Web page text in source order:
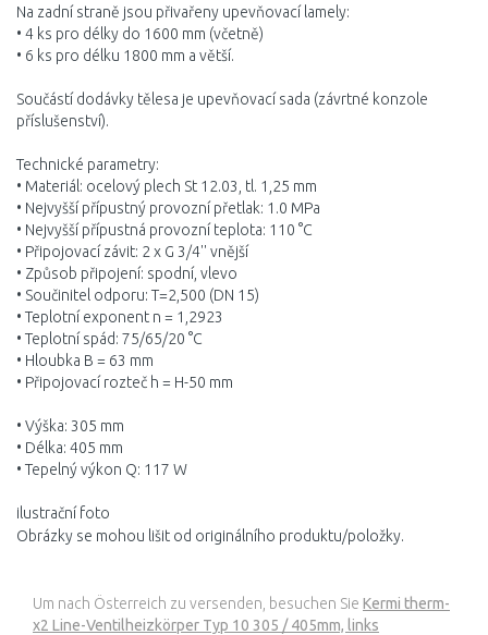
Na zadní straně jsou přivařeny upevňovací lamely:
• 4 ks pro délky do 1600 mm (včetně)
• 6 ks pro délku 1800 mm a větší.
Součástí dodávky tělesa je upevňovací sada (závrtné konzole
příslušenství).
Technické parametry:
• Materiál: ocelový plech St 12.03, tl. 1,25 mm
• Nejvyšší přípustný provozní přetlak: 1.0 MPa
• Nejvyšší přípustná provozní teplota: 110 °C
• Připojovací závit: 2 x G 3/4'' vnější
• Způsob připojení: spodní, vlevo
• Součinitel odporu: T=2,500 (DN 15)
• Teplotní exponent n = 1,2923
• Teplotní spád: 75/65/20 °C
• Hloubka B = 63 mm
• Připojovací rozteč h = H-50 mm
• Výška: 305 mm
• Délka: 405 mm
• Tepelný výkon Q: 117 W
ilustrační foto
Obrázky se mohou lišit od originálního produktu/položky.
Um nach Österreich zu versenden, besuchen Sie Kermi therm-
x2 Line-Ventilheizkörper Typ 10 305 / 405mm, links